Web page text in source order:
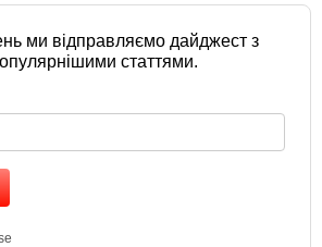
ми відправляємо дайджест з
статтями.